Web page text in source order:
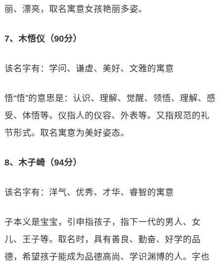
丽、漂亮，取名寓意女孩艳丽多姿。
7、木悟仪（90分）
该名字有：学问、谦虚、美好、文雅的寓意
悟“悟”的意思是：认识、理解、觉醒、领悟、理解、感
受、体悟等。仪指人的仪容、外表等。又指规范的礼
节形式。取名寓意为美好姿态。
8、木子崎（94分）
该名字有：洋气、优秀、才华、睿智的寓意
子本义是宝宝，引申指孩子，指下一代的男人、女
儿、王子等。取名时，具有善良、勤奋、好学的品
德，希望孩子能成为品德高尚、学识渊博的人。字也